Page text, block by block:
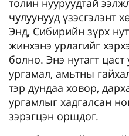
толин нууруудтай
чулуунууд үзэсгэлэнт
Энд, Сибирийн зүрх
жинхэнэ урлагийг
болно. Энэ нутагт
ургамал, амьтны
тэр дундаа ховор,
ургамлыг хадгалсан
зэрэгцэн оршдог.